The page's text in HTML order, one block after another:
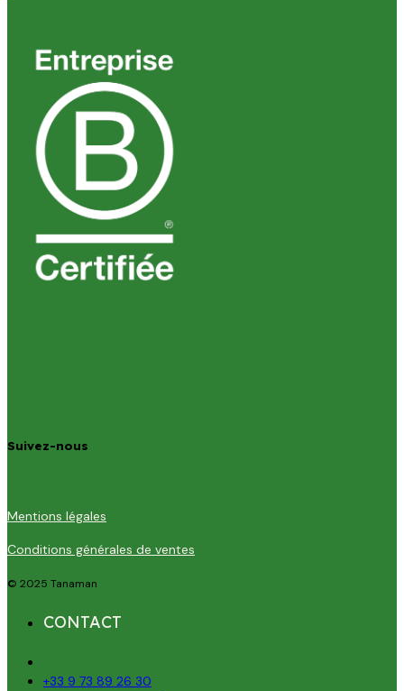
Suivez-nous
Mentions légales
Conditions générales de ventes
© 2025 Tanaman
CONTACT
+33 9 73 89 26 30